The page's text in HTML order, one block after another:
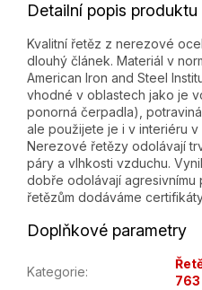
Detailní popis produktu
Kvalitní řetěz z nerezové
dlouhý článek. Materiál v
American Iron and Steel
vhodné v oblastech jako je
ponorná čerpadla),
ale použijete je i v interiéru
Nerezové řetězy odolávají
páry a vlhkosti vzduchu.
dobře odolávají agresivnímu
řetězům dodáváme
Doplňkové parametry
Kategorie:
763